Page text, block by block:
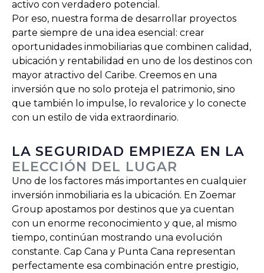
activo con verdadero potencial.
Por eso, nuestra forma de desarrollar proyectos
parte siempre de una idea esencial: crear
oportunidades inmobiliarias que combinen calidad,
ubicación y rentabilidad en uno de los destinos con
mayor atractivo del Caribe. Creemos en una
inversión que no solo proteja el patrimonio, sino
que también lo impulse, lo revalorice y lo conecte
con un estilo de vida extraordinario.
LA SEGURIDAD EMPIEZA EN LA
ELECCIÓN DEL LUGAR
Uno de los factores más importantes en cualquier
inversión inmobiliaria es la ubicación. En Zoemar
Group apostamos por destinos que ya cuentan
con un enorme reconocimiento y que, al mismo
tiempo, continúan mostrando una evolución
constante. Cap Cana y Punta Cana representan
perfectamente esa combinación entre prestigio,